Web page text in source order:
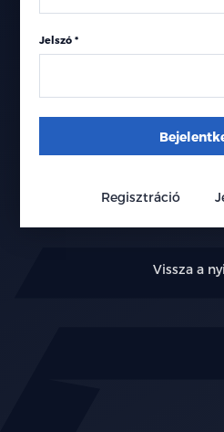
Jelszó
Regisztráció
Vissza a